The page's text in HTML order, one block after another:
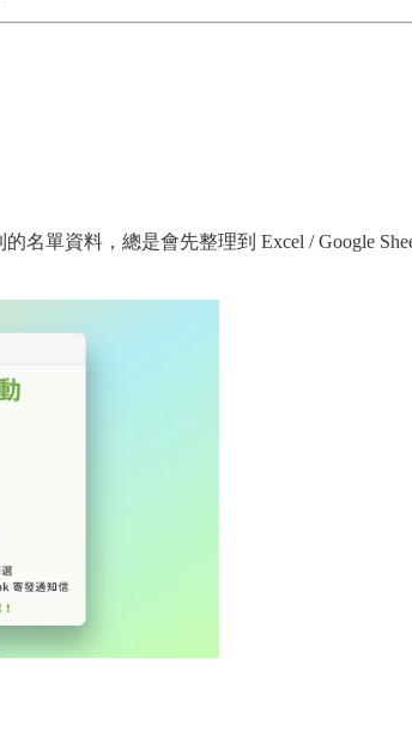
名單資料，總是會先整理到 Excel / Google